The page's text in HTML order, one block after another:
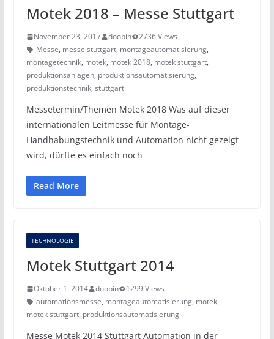
Motek 2018 – Messe Stuttgart
November 23, 2017 doopin
2736 Views
Messe, messe stuttgart, montageautomatisierung,
montagetechnik, motek, motek 2018, motek stuttgart,
produktionsanlagen, produktionsautomatisierung,
produktionstechnik, stuttgart
Messetermin/Themen Motek 2018 Was auf dieser
internationalen Leitmesse für Montage-
Handhabungstechnik und Automation nicht gezeigt
wird, dürfte es einfach noch
Read More
TECHNOLOGIE
Motek Stuttgart 2014
Oktober 1, 2014 doopin
1299 Views
automationsmesse, montageautomatisierung, motek,
motek stuttgart, produktionsautomatisierung
Messe Motek 2014 Stuttgart Automation in der